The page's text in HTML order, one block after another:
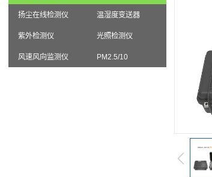
扬尘在线检测仪 温湿度变送器
紫外检测仪 光照检测仪
风速风向监测仪 PM2.5/10